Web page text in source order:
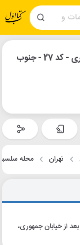
ایستگاه اتوبوس جمهوری - کد 27 - جنوب
تهران محله
بعد از خیابان جمهوری،